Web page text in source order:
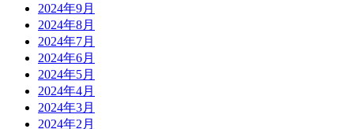
2024年9月
2024年8月
2024年7月
2024年6月
2024年5月
2024年4月
2024年3月
2024年2月